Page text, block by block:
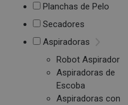
Planchas de Pelo
Secadores
Aspiradoras
Robot Aspirador
Aspiradoras de
Escoba
Aspiradoras con